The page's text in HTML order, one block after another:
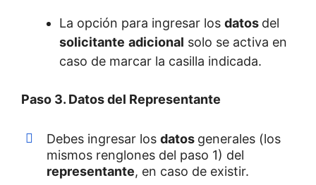
La opción para ingresar los datos del
solicitante adicional solo se activa en
caso de marcar la casilla indicada.
Paso 3. Datos del Representante
Debes ingresar los datos generales (los
mismos renglones del paso 1) del
representante, en caso de existir.